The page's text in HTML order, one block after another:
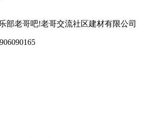
部老哥吧!老哥交流社区建材有限公司